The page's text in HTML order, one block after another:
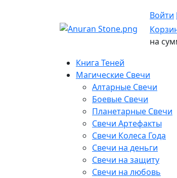
Войти
на
Книга Теней
Магические Свечи
Алтарные Свечи
Боевые Свечи
Планетарные Свечи
Свечи Артефакты
Свечи Колеса Года
Свечи на деньги
Свечи на защиту
Свечи на любовь